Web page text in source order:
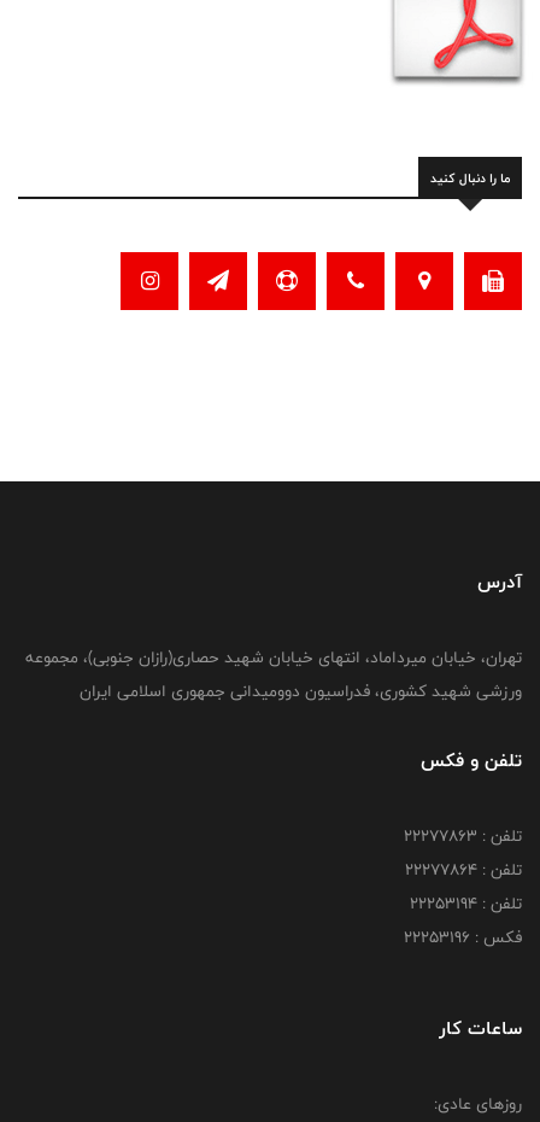
ما را دنبال کنید
آدرس
تهران، خیابان میرداماد، انتهای خیابان شهید حصاری(رازان جنوبی)، مجموعه
ورزشی شهید کشوری، فدراسیون دوومیدانی جمهوری اسلامی ایران
تلفن و فکس
تلفن : 22277863
تلفن : 22277864
تلفن : 22253194
فکس : 22253196
ساعات کار
روزهای عادی: